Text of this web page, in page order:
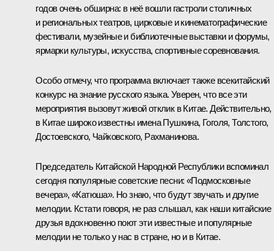
годов очень обширна: в неё вошли гастроли столичных
и региональных театров, цирковые и кинематографические
фестивали, музейные и библиотечные выставки и форумы,
ярмарки культуры, искусства, спортивные соревнования.
Особо отмечу, что программа включает также всекитайский
конкурс на знание русского языка. Уверен, что все эти
мероприятия вызовут живой отклик в Китае. Действительно,
в Китае широко известны имена Пушкина, Гоголя, Толстого,
Достоевского, Чайковского, Рахманинова.
Председатель Китайской Народной Республики вспоминал
сегодня популярные советские песни: «Подмосковные
вечера», «Катюша». Но знаю, что будут звучать и другие
мелодии. Кстати говоря, не раз слышал, как наши китайские
друзья вдохновенно поют эти известные и популярные
мелодии не только у нас в стране, но и в Китае.